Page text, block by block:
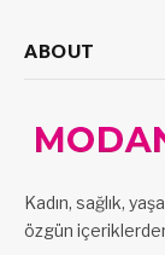
ABOUT
Kadın, sağlık,
özgün